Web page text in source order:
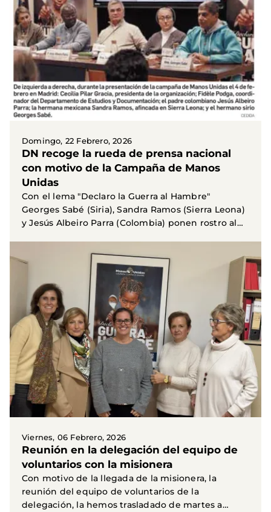
Domingo, 22 Febrero, 2026
DN recoge la rueda de prensa nacional
con motivo de la Campaña de Manos
Unidas
Con el lema "Declaro la Guerra al Hambre"
Georges Sabé (Siria), Sandra Ramos (Sierra Leona)
y Jesús Albeiro Parra (Colombia) ponen rostro al
Viernes, 06 Febrero, 2026
Reunión en la delegación del equipo de
voluntarios con la misionera
Con motivo de la llegada de la misionera, la
reunión del equipo de voluntarios de la
delegación, la hemos trasladado de martes a